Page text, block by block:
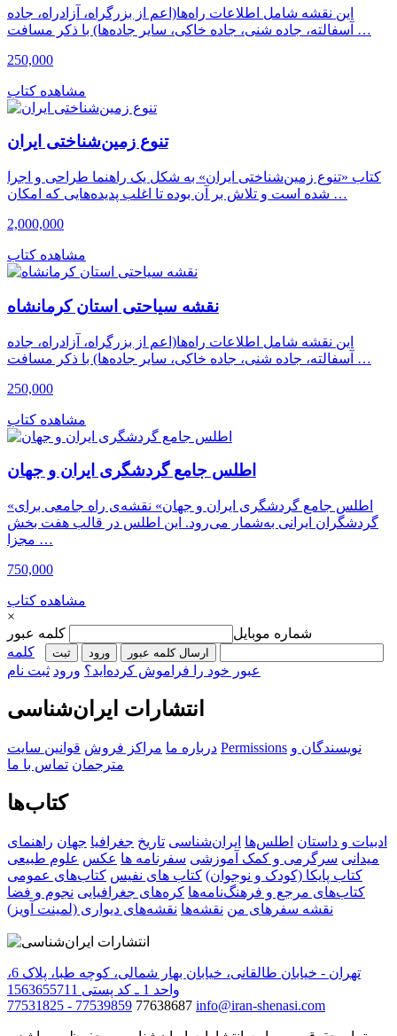
این نقشه شامل اطلاعات راه‌ها(اعم از بزرگراه، آزادراه، جاده
آسفالته، جاده شنی، جاده خاکی، سایر جاده‌ها) با ذکر مسافت …
250,000
مشاهده کتاب
تنوع زمین‌شناختی ایران
کتاب «تنوع زمین‌شناختی ایران» به شکل یک راهنما طراحی و اجرا
شده است و تلاش بر آن بوده تا اغلب پدیده‌هایی که امکان …
2,000,000
مشاهده کتاب
نقشه سیاحتی استان کرمانشاه
این نقشه شامل اطلاعات راه‌ها(اعم از بزرگراه، آزادراه، جاده
آسفالته، جاده شنی، جاده خاکی، سایر جاده‌ها) با ذکر مسافت …
250,000
مشاهده کتاب
اطلس جامع گردشگری ایران و جهان
«اطلس جامع گردشگری ایران و جهان» نقشه‌ی راه جامعی برای
گردشگران ایرانی به‌شمار می‌رود. این اطلس در قالب هفت بخش
مجزا …
750,000
مشاهده کتاب
×
شماره موبایل
کلمه عبور
ارسال کلمه عبور ورود ثبت‌
کلمه
عبور خود را فراموش کرده‌اید؟ ورود ثبت نام
انتشارات ایران‌شناسی
درباره ما مراکز فروش قوانین سایت Permissions نویسندگان و
مترجمان تماس با ما
کتاب‌ها
ادبیات و داستان اطلس‌ها ایران‌شناسی تاریخ جغرافیا جهان راهنمای
میدانی سرگرمی و کمک آموزشی سفرنامه‌ ها عکس علوم طبیعی
کتاب‌ پایکا (کودک و نوجوان) کتاب های نفیس کتاب‌های عمومی
کتاب‌های مرجع و فرهنگ‌نامه‌ها کره‌های جغرافیایی نجوم و فضا
نقشه سفرهای من نقشه‌ها نقشه‌های دیواری (لمینت آویز)
تهران - خیابان طالقانی، خیابان بهار شمالی، کوچه طبا، پلاک 6،
واحد 1 ـ کد پستی 1563655711
77531825 - 77539859 77638687 info@iran-shenasi.com